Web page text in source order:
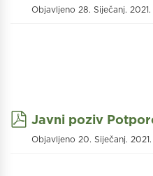
Objavljeno 28. Siječanj. 2021.
pdf
Javni poziv
Objavljeno 20. Siječanj. 2021.